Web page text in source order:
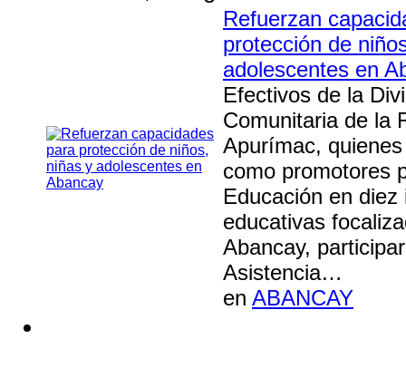
Refuerzan
protección de
adolescentes en
Efectivos de la
Comunitaria de la
Apurímac,
como promotores
Educación en diez
educativas
Abancay,
Asistencia…
en ABANCAY